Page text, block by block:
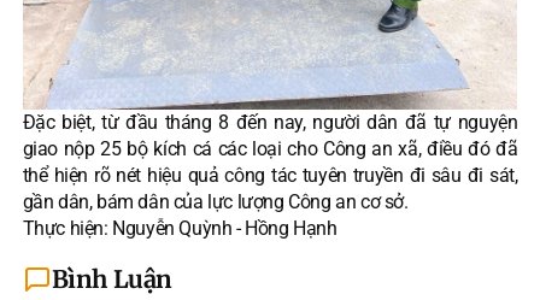
Đặc biệt, từ đầu tháng 8 đến nay, người dân đã tự nguyện
giao nộp 25 bộ kích cá các loại cho Công an xã, điều đó đã
thể hiện rõ nét hiệu quả công tác tuyên truyền đi sâu đi sát,
gần dân, bám dân của lực lượng Công an cơ sở.
Thực hiện: Nguyễn Quỳnh - Hồng Hạnh
Bình Luận